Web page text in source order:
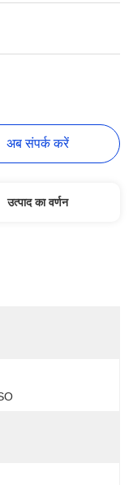
अब संपर्क करें
उत्पाद का वर्णन